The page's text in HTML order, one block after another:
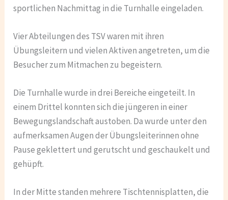
sportlichen Nachmittag in die Turnhalle eingeladen.
Vier Abteilungen des TSV waren mit ihren
Übungsleitern und vielen Aktiven angetreten, um die
Besucher zum Mitmachen zu begeistern.
Die Turnhalle wurde in drei Bereiche eingeteilt. In
einem Drittel konnten sich die jüngeren in einer
Bewegungslandschaft austoben. Da wurde unter den
aufmerksamen Augen der Übungsleiterinnen ohne
Pause geklettert und gerutscht und geschaukelt und
gehüpft.
In der Mitte standen mehrere Tischtennisplatten, die